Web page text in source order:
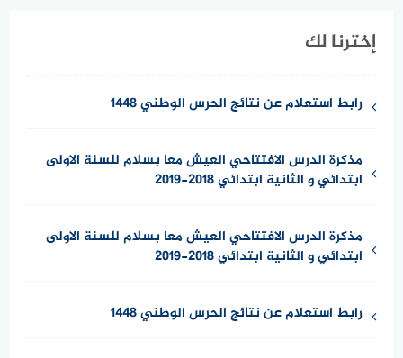
إخترنا لك
رابط استعلام عن نتائج الحرس الوطني 1448
مذكرة الدرس الافتتاحي العيش معا بسلام للسنة الاولى
ابتدائي و الثانية ابتدائي 2018-2019
مذكرة الدرس الافتتاحي العيش معا بسلام للسنة الاولى
ابتدائي و الثانية ابتدائي 2018-2019
رابط استعلام عن نتائج الحرس الوطني 1448